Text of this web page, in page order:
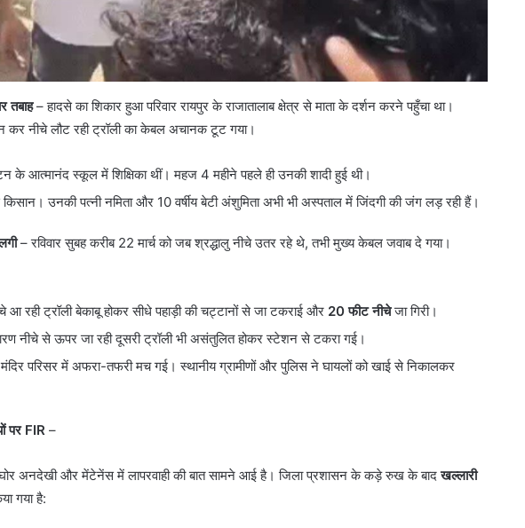
तबाह– हादसे का शिकार हुआ परिवार रायपुर के राजातालाब क्षेत्र से माता के दर्शन करने पहुँचा था।
कर नीचे लौट रही ट्रॉली का केबल अचानक टूट गया।
के आत्मानंद स्कूल में शिक्षिका थीं। महज 4 महीने पहले ही उनकी शादी हुई थी।
उनकी पत्नी नमिता और 10 वर्षीय बेटी अंशुमिता अभी भी अस्पताल में जिंदगी की जंग लड़ रही हैं।
– रविवार सुबह करीब 22 मार्च को जब श्रद्धालु नीचे उतर रहे थे, तभी मुख्य केबल जवाब दे गया।
रही ट्रॉली बेकाबू होकर सीधे पहाड़ी की चट्टानों से जा टकराई और 20 फीट नीचेजा गिरी।
नीचे से ऊपर जा रही दूसरी ट्रॉली भी असंतुलित होकर स्टेशन से टकरा गई।
परिसर में अफरा-तफरी मच गई। स्थानीय ग्रामीणों और पुलिस ने घायलों को खाई से निकालकर
पर FIR –
घोर अनदेखी और मेंटेनेंस में लापरवाही की बात सामने आई है। जिला प्रशासन के कड़े रुख के बादखल्लारी
गया है: